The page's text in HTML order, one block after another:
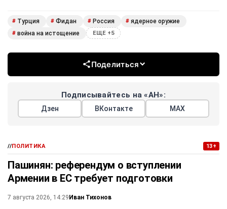
# Турция # Фидан # Россия # ядерное оружие
# война на истощение ЕЩЕ +5
Поделиться
Подписывайтесь на «АН»:
Дзен ВКонтакте МАХ
//ПОЛИТИКА 13+
Пашинян: референдум о вступлении
Армении в ЕС требует подготовки
7 августа 2026, 14:29Иван Тихонов